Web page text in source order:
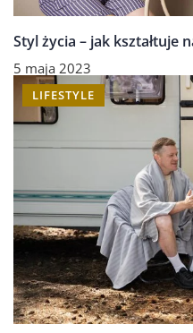
Styl życia – jak kształtuje
5 maja 2023
LIFESTYLE